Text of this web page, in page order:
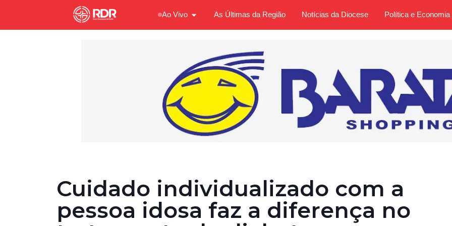
Ao Vivo As Últimas da Região Notícias da Diocese Política e Economia
Cuidado individualizado com a
pessoa idosa faz a diferença no